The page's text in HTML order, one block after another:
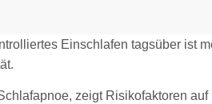
Einschlafen tagsüber ist
zeigt Risikofaktoren